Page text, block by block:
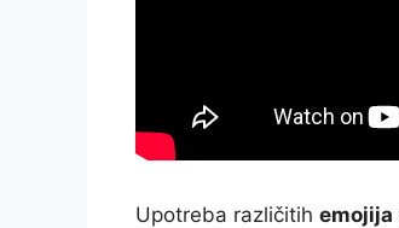
Upotreba različitih emojija